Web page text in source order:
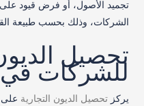
تجميد الأصول، أو فرض قيود على
الشركات، وذلك بحسب طبيعة
تحصيل
للشركات في
يركز تحصيل الديون التجارية على